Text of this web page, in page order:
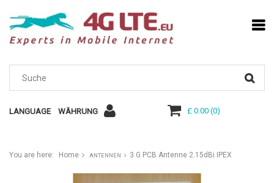
LANGUAGE WÄHRUNG £ 0.00(0)
You are here: Home ANTENNEN 3 G PCB Antenne 2.15dBi IPEX